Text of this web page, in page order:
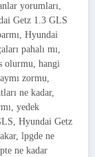
yorumları,
Getz 1.3 GLS
Hyundai
pahalı mı,
olurmu, hangi
zormu,
ne kadar,
yedek
Hyundai Getz
lpgde ne
ne kadar